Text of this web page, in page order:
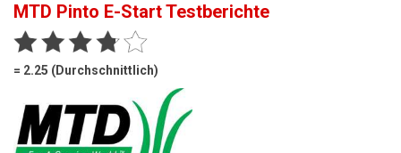
Teleskoplader
Rasentraktoren
Motorsägen
MTD Pinto E-StartTestberichte
= 2.25 (Durchschnittlich)